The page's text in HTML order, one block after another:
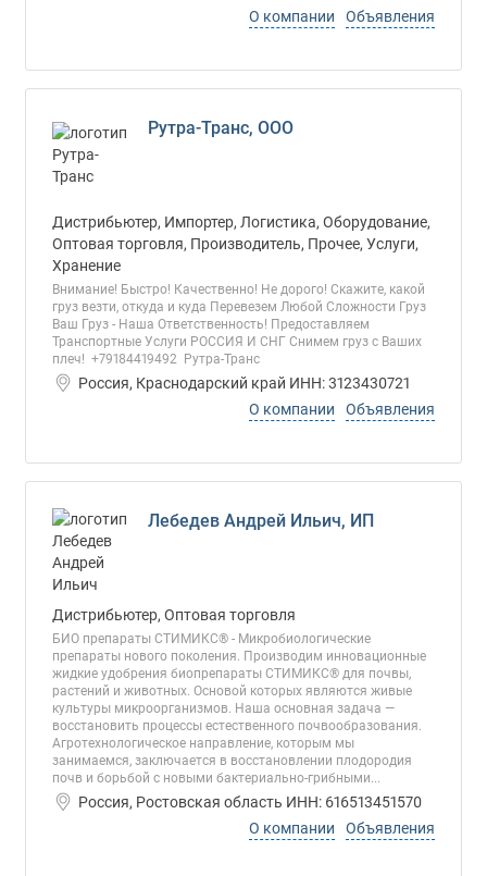
О компании
Объявления
Рутра-Транс, ООО
Дистрибьютер, Импортер, Логистика, Оборудование,
Оптовая торговля, Производитель, Прочее, Услуги,
Хранение
Внимание! Быстро! Качественно! Не дорого! Скажите, какой
груз везти, откуда и куда Перевезем Любой Сложности Груз
Ваш Груз - Наша Ответственность! Предоставляем
Транспортные Услуги РОССИЯ И СНГ Снимем груз с Ваших
плеч! +79184419492 Рутра-Транс
Россия, Краснодарский край ИНН: 3123430721
О компании
Объявления
Лебедев Андрей Ильич, ИП
Дистрибьютер, Оптовая торговля
БИО препараты СТИМИКС® - Микробиологические
препараты нового поколения. Производим инновационные
жидкие удобрения биопрепараты СТИМИКС® для почвы,
растений и животных. Основой которых являются живые
культуры микроорганизмов. Наша основная задача —
восстановить процессы естественного почвообразования.
Агротехнологическое направление, которым мы
занимаемся, заключается в восстановлении плодородия
почв и борьбой с новыми бактериально-грибными...
Россия, Ростовская область ИНН: 616513451570
О компании
Объявления